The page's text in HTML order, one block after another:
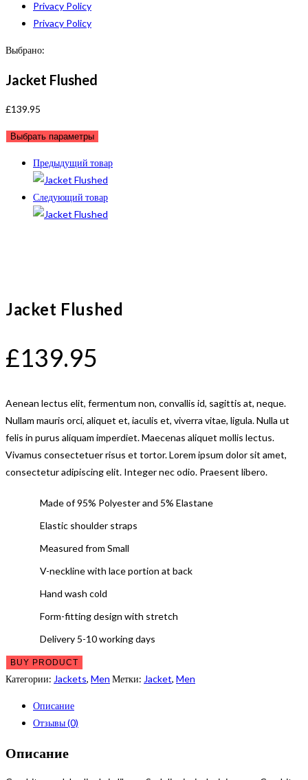
Privacy Policy
Privacy Policy
Выбрано:
Jacket Flushed
£139.95
Выбрать параметры
Предыдущий товар
Следующий товар
Jacket Flushed
£139.95
Aenean lectus elit, fermentum non, convallis id, sagittis at, neque.
Nullam mauris orci, aliquet et, iaculis et, viverra vitae, ligula. Nulla ut
felis in purus aliquam imperdiet. Maecenas aliquet mollis lectus.
Vivamus consectetuer risus et tortor. Lorem ipsum dolor sit amet,
consectetur adipiscing elit. Integer nec odio. Praesent libero.
Made of 95% Polyester and 5% Elastane
Elastic shoulder straps
Measured from Small
V-neckline with lace portion at back
Hand wash cold
Form-fitting design with stretch
Delivery 5-10 working days
BUY PRODUCT
Категории: Jackets, Men Метки: Jacket, Men
Описание
Отзывы (0)
Описание